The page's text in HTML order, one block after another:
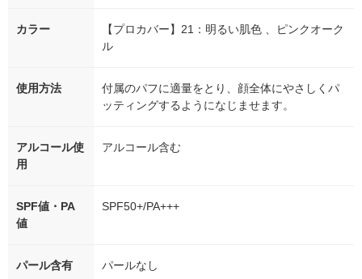
カラー
【プロカバー】21：明るい肌色 、ピンクオーク
ル
使用方法
付属のパフに適量をとり、顔全体にやさしくパ
ッティングするようになじませます。
アルコール使
用
アルコール含む
SPF値・PA
値
SPF50+/PA+++
パール含有 パールなし